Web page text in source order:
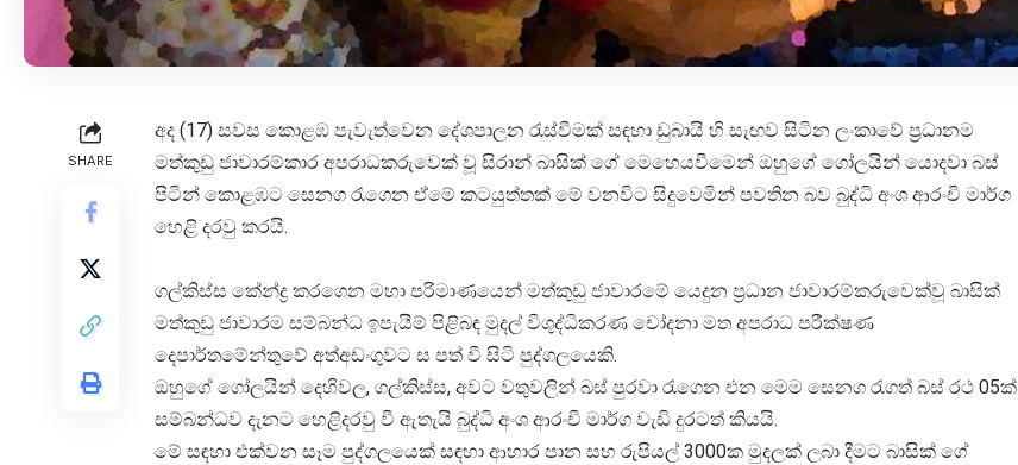
SHARE
අද (17) සවස කොළඹ පැවැත්වෙන දේශපාලන රැස්වීමක් සඳහා ඩුබායි හි සැඟව සිටින ලංකාවේ ප්‍රධානම
මත්කුඩු ජාවාරම්කාර අපරාධකරුවෙක් වූ සිරාන් බාසික් ගේ මෙහෙයවීමෙන් ඔහුගේ ගෝලයින් යොදවා බස්
පිටින් කොළඹට සෙනග රැගෙන ඒමේ කටයුත්තක් මේ වනවිට සිදුවෙමින් පවතින බව බුද්ධි අංශ ආරංචි මාර්ග
හෙළි දරවු කරයි.
ගල්කිස්ස කේන්ද්‍ර කරගෙන මහා පරිමාණයෙන් මත්කුඩු ජාවාරමේ යෙදුන ප්‍රධාන ජාවාරම්කරුවෙක්වූ බාසික්
මත්කුඩු ජාවාරම සම්බන්ධ ඉපැයීම් පිළිබඳ මුදල් විශුද්ධිකරණ චෝදනා මත අපරාධ පරීක්ෂණ
දෙපාර්තමේන්තුවේ අත්අඩංගුවට ස පත් වී සිටි පුද්ගලයෙකි.
ඔහුගේ ගෝලයින් දෙහිවල, ගල්කිස්ස, අවට වතුවලින් බස් පුරවා රැගෙන එන මෙම සෙනග රැගත් බස් රථ 05ක්
සම්බන්ධව දැනට හෙළිදරවු වී ඇතැයි බුද්ධි අංශ ආරංචි මාර්ග වැඩි දුරටත් කියයි.
මේ සඳහා එක්වන සෑම පුද්ගලයෙක් සඳහා ආහාර පාන සහ රුපියල් 3000ක මුදලක් ලබා දීමට බාසික් ගේ